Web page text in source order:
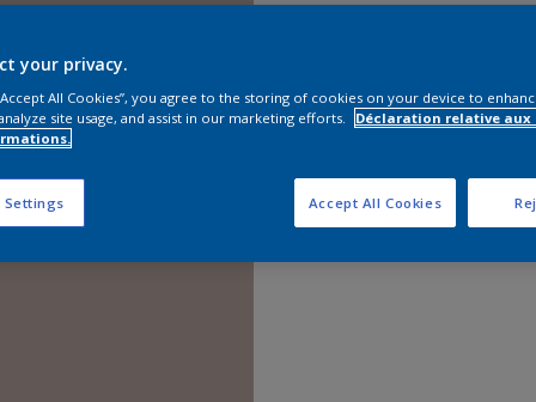
Trouver
your privacy.
All Cookies”, you agree to the storing of cookies on your device to
site usage, and assist in our marketing efforts.
Déclaration relative aux
Settings Accept All Cookies